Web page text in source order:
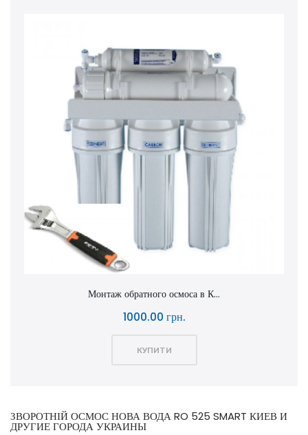
Монтаж обратного осмоса в К...
1000.00 грн.
КУПИТИ
ЗВОРОТНІЙ ОСМОС НОВА ВОДА RO 525 SMART КИЕВ И
ДРУГИЕ ГОРОДА УКРАИНЫ